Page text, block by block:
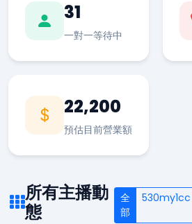
31
一對一等待中
22,200
預估目前營業額
所有主播動
態
全
部
530my1cc